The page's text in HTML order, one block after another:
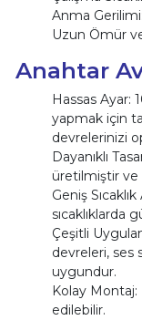
Anma
Uzun Ömür ve
Anahtar
Hassas Ayar:
yapmak için
devrelerinizi
Dayanıklı
üretilmiştir
Geniş Sıcaklık
sıcaklıklarda
Çeşitli
devreleri, ses
uygundur.
Kolay
edilebilir.